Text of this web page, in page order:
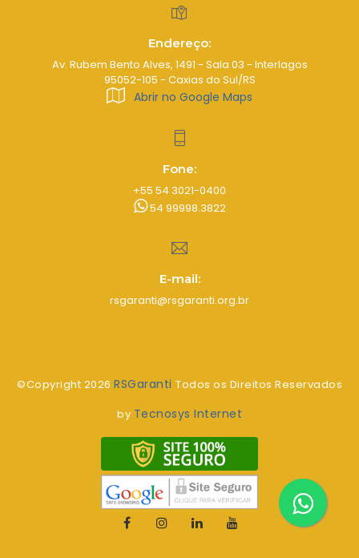
Endereço:
Av. Rubem Bento Alves, 1491 - Sala 03 - Interlagos
95052-105 - Caxias do Sul/RS
Abrir no Google Maps
Fone:
+55 54 3021-0400
54 99998.3822
E-mail:
rsgaranti@rsgaranti.org.br
©Copyright 2026 RSGaranti Todos os Direitos Reservados
by Tecnosys Internet